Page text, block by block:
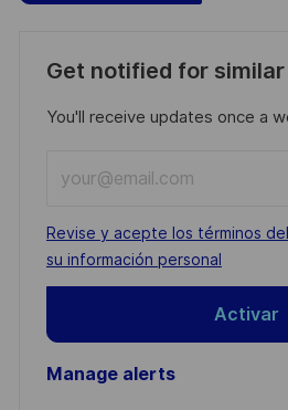
Get notified for similar
You'll receive updates once a
Email
address
(Required)
Required
Revise y acepte los términos
su información personal
Activar
Manage alerts